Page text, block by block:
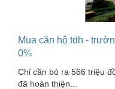
Nồi hơi - Trang thiết bị
Nông nghiệp - Thiết bị
Phốt cơ khí
Mua căn hộ tdh -
0%
Chỉ cần bỏ ra 566 triệu
đã hoàn thiện...